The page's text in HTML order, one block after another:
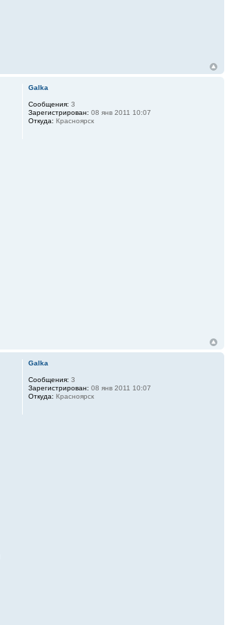
Galka
Сообщения: 3
Зарегистрирован: 08 янв 2011 10:07
Откуда: Красноярск
Galka
Сообщения: 3
Зарегистрирован: 08 янв 2011 10:07
Откуда: Красноярск